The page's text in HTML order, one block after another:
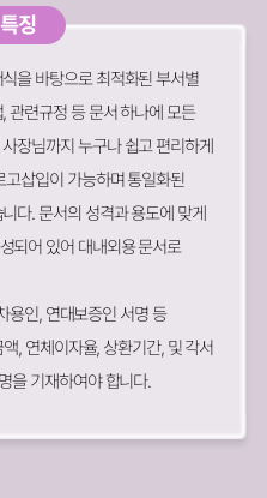
징
을 바탕으로 최적화된 부서별
관련규정 등 문서 하나에 모든
장님까지 누구나 쉽고 편리하게
삽입이 가능하며 통일화된
다. 문서의 성격과 용도에 맞게
되어 있어 대내외용 문서로
용인, 연대보증인 서명 등
, 연체이자율, 상환기간, 및 각서
을 기재하여야 합니다.